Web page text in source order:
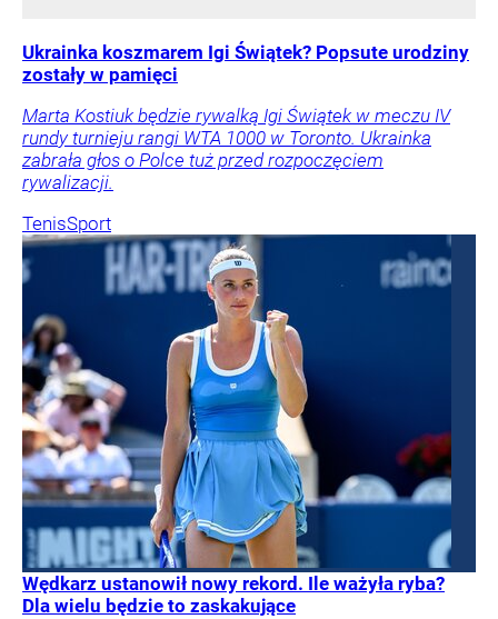
Ukrainka koszmarem Igi Świątek? Popsute urodziny
zostały w pamięci
Marta Kostiuk będzie rywalką Igi Świątek w meczu IV
rundy turnieju rangi WTA 1000 w Toronto. Ukrainka
zabrała głos o Polce tuż przed rozpoczęciem
rywalizacji.
TenisSport
Wędkarz ustanowił nowy rekord. Ile ważyła ryba?
Dla wielu będzie to zaskakujące